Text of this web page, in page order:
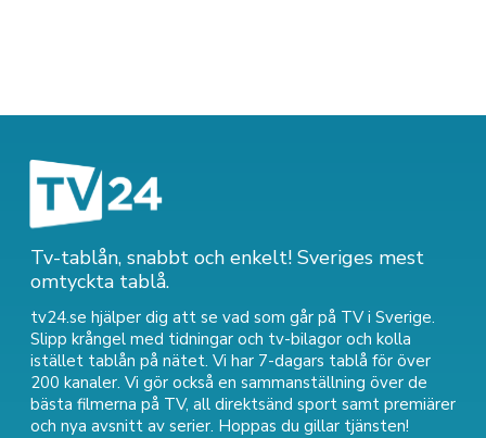
Tv-tablån, snabbt och enkelt! Sveriges mest
omtyckta tablå.
tv24.se hjälper dig att se vad som går på TV i Sverige.
Slipp krångel med tidningar och tv-bilagor och kolla
istället tablån på nätet. Vi har 7-dagars tablå för över
200 kanaler. Vi gör också en sammanställning över de
bästa filmerna på TV, all direktsänd sport samt premiärer
och nya avsnitt av serier. Hoppas du gillar tjänsten!